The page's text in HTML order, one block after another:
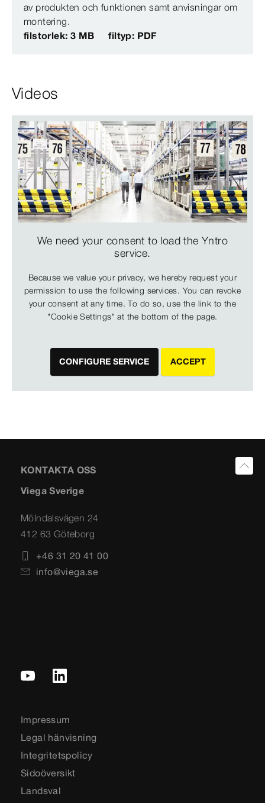
av produkten och funktionen samt anvisningar om
montering.
filstorlek: 3 MB
filtyp: PDF
Videos
We need your consent to load the Yntro
service.
Because we value your privacy, we hereby request your
permission to use the following services. You can revoke
your consent at any time. To do so, use the link to the
"Cookie Settings" at the bottom of the page.
CONFIGURE SERVICE ACCEPT
KONTAKTA OSS
Viega Sverige
Mölndalsvägen 24
412 63 Göteborg
+46 31 20 41 00
info@viega.se
Impressum
Legal hänvisning
Integritetspolicy
Sidoöversikt
Landsval